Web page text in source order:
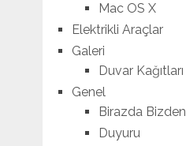
Mac OS X
Elektrikli Araçlar
Galeri
Duvar Kağıtları
Genel
Birazda Bizden
Duyuru